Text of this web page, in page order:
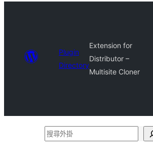
Plugin
Directory
Extension for
Distributor –
Multisite Cloner
搜